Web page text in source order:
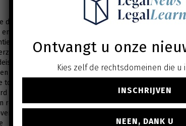
de omzetting van de Europese Richtlijn betreffende
en beroepsverboden, en betreffende maatregelen ter
en kwijtschelding van schuld, en tot wijziging van
van de schuldenaar mat als doelstelling om op
herstructureringsdeskundige
toekenning en de duur van de opschorting
en de wijzigingen inzake:
redactierecht
het plan (met indeling in categorieën en vereiste
Ontvangt u onze
Kies zelf de rechtsdomeinen die u
INSCHRIJVEN
NEEN, DANK U